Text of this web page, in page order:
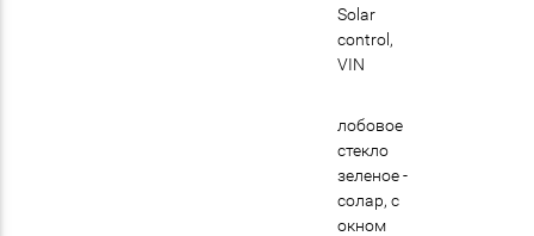
Solar
control,
VIN
лобовое
стекло
зеленое -
солар, с
окном